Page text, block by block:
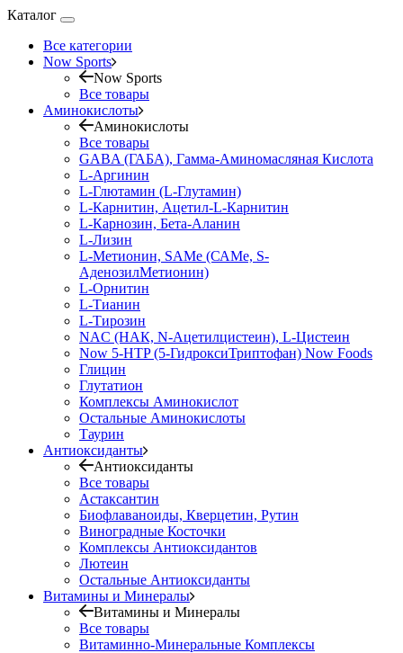
Каталог
Все категории
Now Sports
Now Sports
Все товары
Аминокислоты
Аминокислоты
Все товары
GABA (ГАБА), Гамма-Аминомасляная Кислота
L-Аргинин
L-Глютамин (L-Глутамин)
L-Карнитин, Ацетил-L-Карнитин
L-Карнозин, Бета-Аланин
L-Лизин
L-Метионин, SAMe (САМе, S-
АденозилМетионин)
L-Орнитин
L-Тианин
L-Тирозин
NAC (НАК, N-Ацетилцистеин), L-Цистеин
Now 5-HTP (5-ГидроксиТриптофан) Now Foods
Глицин
Глутатион
Комплексы Аминокислот
Остальные Аминокислоты
Таурин
Антиоксиданты
Антиоксиданты
Все товары
Астаксантин
Биофлаваноиды, Кверцетин, Рутин
Виноградные Косточки
Комплексы Антиоксидантов
Лютеин
Остальные Антиоксиданты
Витамины и Минералы
Витамины и Минералы
Все товары
Витаминно-Минеральные Комплексы